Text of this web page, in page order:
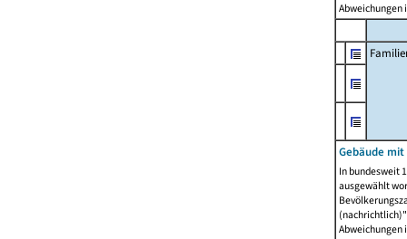
Abweichungen
Gebäude
In bundesweit
ausgewählt
Abweichungen